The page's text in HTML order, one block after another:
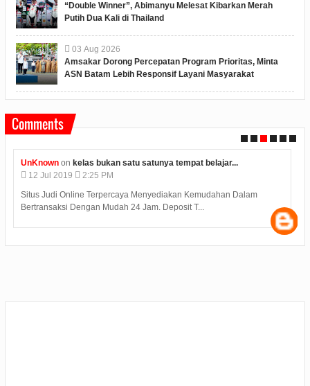
“Double Winner”, Abimanyu Melesat Kibarkan Merah
Putih Dua Kali di Thailand
03 Aug 2026
Amsakar Dorong Percepatan Program Prioritas, Minta
ASN Batam Lebih Responsif Layani Masyarakat
Comments
UnKnownon kelas bukan satu satunya tempat belajar...
12 Jul 2019
2:25 PM
Situs Judi Online Terpercaya Menyediakan Kemudahan Dalam
Bertransaksi Dengan Mudah 24 Jam. Deposit T...